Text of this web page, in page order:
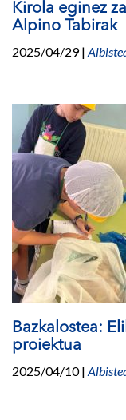
Kirola eginez
Alpino Tabirak
2025/04/29|
Bazkalostea:
proiektua
2025/04/10|